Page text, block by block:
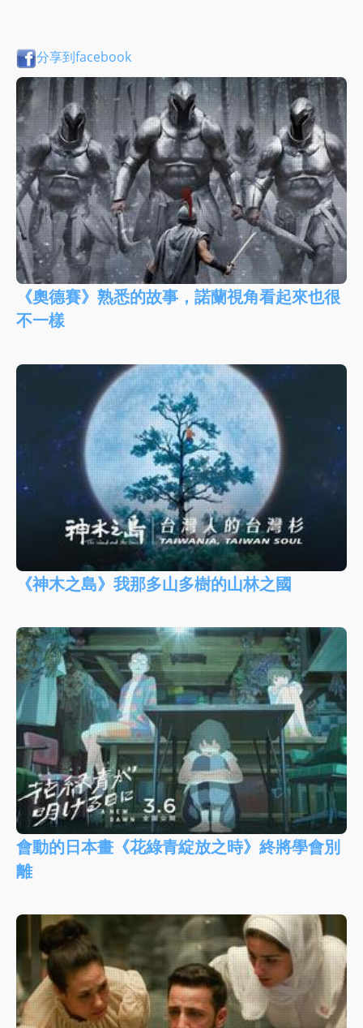
分享到facebook
《奧德賽》熟悉的故事，諾蘭視角看起來也很
不一樣
《神木之島》我那多山多樹的山林之國
會動的日本畫《花綠青綻放之時》終將學會別
離